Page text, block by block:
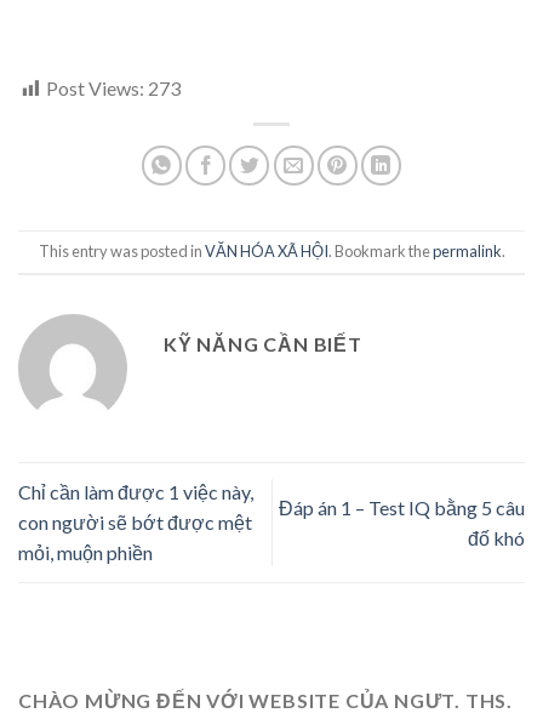
Post Views: 273
This entry was posted inVĂN HÓA XÃ HỘI. Bookmark thepermalink.
KỸ NĂNG CẦN BIẾT
Chỉ cần làm được 1 việc này,
con người sẽ bớt được mệt
mỏi, muộn phiền
Đáp án 1 – Test IQ bằng 5 câu
đố khó
CHÀO MỪNG ĐẾN VỚI WEBSITE CỦA NGƯT. THS.